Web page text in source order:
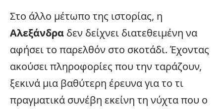
Στο άλλο μέτωπο της ιστορίας, η
Αλεξάνδρα δεν δείχνει διατεθειμένη να
αφήσει το παρελθόν στο σκοτάδι. Έχοντας
ακούσει πληροφορίες που την ταράζουν,
ξεκινά μια βαθύτερη έρευνα για το τι
πραγματικά συνέβη εκείνη τη νύχτα που ο